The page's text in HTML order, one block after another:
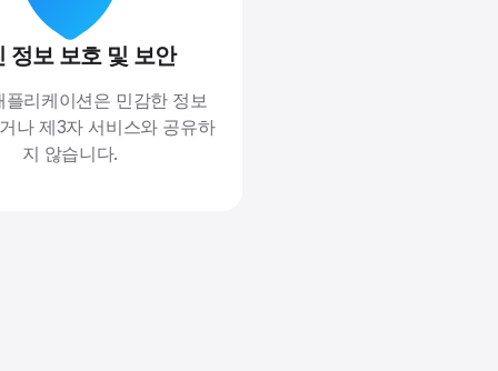
정보 보호 및 보안
플리케이션은 민감한 정보
나 제3자 서비스와 공유하
지 않습니다.